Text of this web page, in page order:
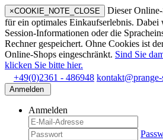
×COOKIE_NOTE_CLOSE
Dieser
für ein optimales Einkaufserlebnis. Dabei
Session-Informationen oder die
Rechner gespeichert. Ohne Cookies ist
Online-Shops eingeschränkt. Sind Sie
klicken Sie bitte hier.
+49(0)2361 - 486948
Anmelden
Anmelden